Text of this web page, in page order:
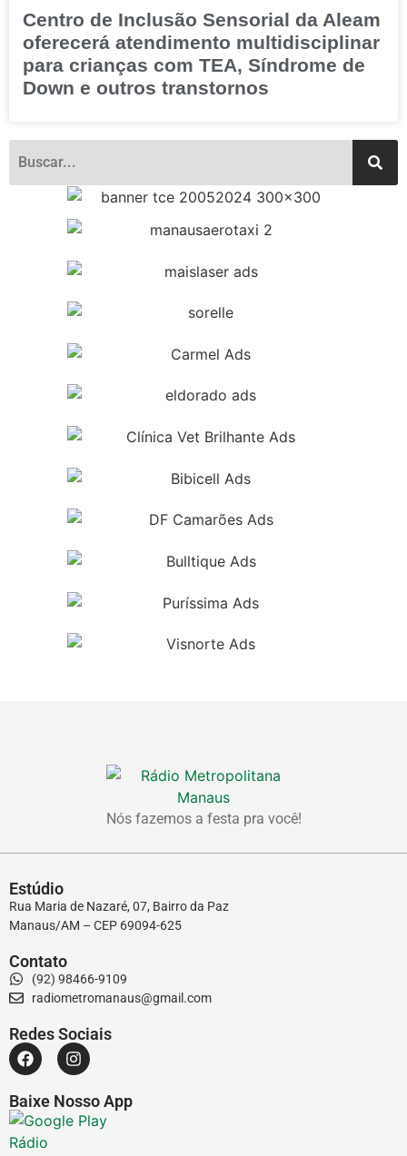
Centro de Inclusão Sensorial da Aleam
oferecerá atendimento multidisciplinar
para crianças com TEA, Síndrome de
Down e outros transtornos
Nós fazemos a festa pra você!
Estúdio
Rua Maria de Nazaré, 07, Bairro da Paz
Manaus/AM – CEP 69094-625
Contato
(92) 98466-9109
radiometromanaus@gmail.com
Redes Sociais
Baixe Nosso App